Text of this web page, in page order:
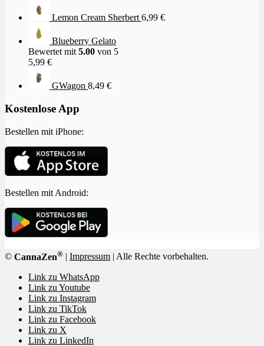
Lemon Cream Sherbert 6,99 €
Blueberry Gelato
Bewertet mit 5.00 von 5
5,99 €
GWagon 8,49 €
Kostenlose App
Bestellen mit iPhone:
Bestellen mit Android:
© CannaZen® Impressum | Alle Rechte vorbehalten.
Link zu WhatsApp
Link zu Youtube
Link zu Instagram
Link zu TikTok
Link zu Facebook
Link zu X
Link zu LinkedIn